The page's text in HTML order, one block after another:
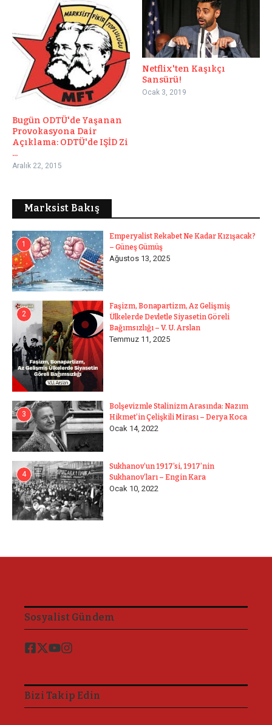
Bugün ODTÜ'de Yaşanan
Provokasyona Dair
Açıklama: ODTÜ'de IŞİD Zi
...
Aralık 22, 2015
Netflix'ten Kaşıkçı
Sansürü!
Ocak 3, 2019
Marksist Bakış
1
Emperyalist Rekabet Ne Kadar Kızışacak?
– Güneş Gümüş
Ağustos 13, 2025
2
Faşizm, Bonapartizm, Az Gelişmiş
Ülkelerde Devletle Siyasetin Göreli
Bağımsızlığı – V. U. Arslan
Temmuz 11, 2025
3
Bolşevizmle Stalinizm Arasında: Nazım
Hikmet’in Çelişkili Mirası – Derya Koca
Ocak 14, 2022
4
Sukhanov’un 1917’si, 1917’nin
Sukhanov’ları – Engin Kara
Ocak 10, 2022
Sosyalist Gündem
Bizi Takip Edin